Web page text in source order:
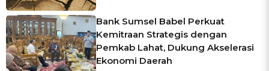
Bank Sumsel Babel Perkuat
Kemitraan Strategis dengan
Pemkab Lahat, Dukung Akselerasi
Ekonomi Daerah